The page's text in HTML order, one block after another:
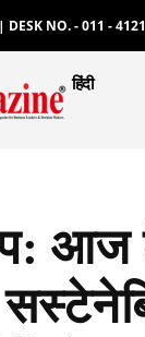
DESK NO. - 011 -
हिंदी
आज